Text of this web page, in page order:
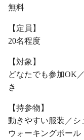
無料
【定員】
20名程度
【対象】
どなたでも参加OK
き
【持参物】
動きやすい服装／シ
ウォーキングポール